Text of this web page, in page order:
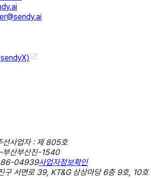
선사업자 : 제 805호
부산부산진-1540
86-04939사업자정보확인
구 서면로 39, KT&G 상상마당 6층 9호, 10호